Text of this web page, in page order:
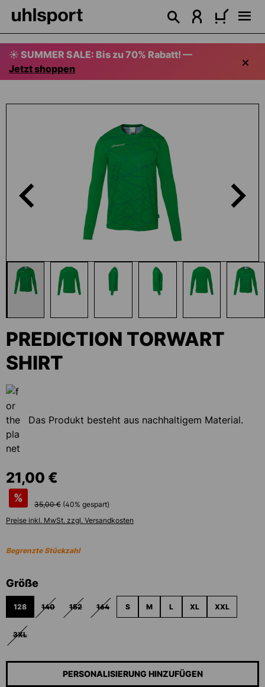
springen
☀️ SUMMER SALE: Bis zu 70% Rabatt! —
Jetzt shoppen
PREDICTION TORWART
SHIRT
Das Produkt besteht aus nachhaltigem Material.
21,00 €
%
35,00 € (40% gespart)
Preise inkl. MwSt. zzgl. Versandkosten
Begrenzte Stückzahl
Größeauswählen
128 140
(DIESE OPTION IST ZURZEIT NICHT VERFÜGBAR.)
152
(DIESE OPTION IST ZURZEIT NICHT VERFÜGBAR.)
164
(DIESE OPTION IST ZURZEIT NICHT VERFÜGBAR.)
S M L XL XXL
3XL
PERSONALISIERUNG HINZUFÜGEN